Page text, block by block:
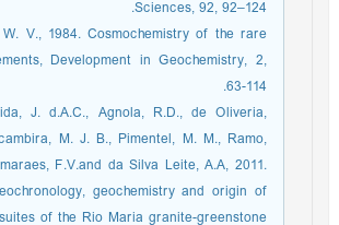
Sciences, 92, 92–124.
W. V., 1984. Cosmochemistry of the rare
Development in Geochemistry, 2,
63-114.
J. d.A.C., Agnola, R.D., de Oliveria,
M. J. B., Pimentel, M. M., Ramo,
F.V.and da Silva Leite, A.A, 2011.
geochemistry and origin of
of the Rio Maria granite-greenstone